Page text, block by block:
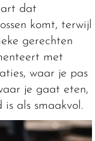
dat
komt, terwijl
gerechten
met
waar je pas
je gaat eten,
als smaakvol.